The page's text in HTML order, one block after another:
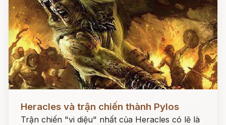
Heracles và trận chiến thành Pylos
Trận chiến "vi diệu" nhất của Heracles có lẽ là